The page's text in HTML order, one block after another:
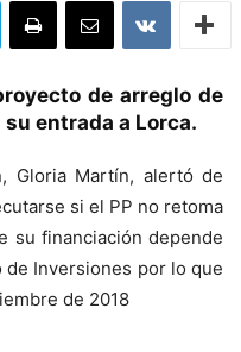
de arreglo de
entrada a Lorca.
Gloria Martín, alertó de
si el PP no retoma
su financiación depende
de Inversiones por lo que
de 2018